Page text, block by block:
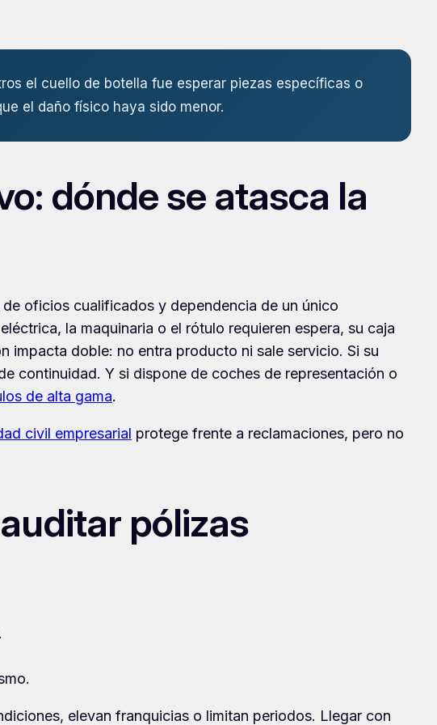
el cuello de botella fue esperar piezas específicas o
el daño físico haya sido menor.
dónde se atasca la
oficios cualificados y dependencia de un único
la maquinaria o el rótulo requieren espera, su caja
impacta doble: no entra producto ni sale servicio. Si su
continuidad. Y si dispone de coches de representación o
de alta gama.
civil empresarial protege frente a reclamaciones, pero no
pólizas
elevan franquicias o limitan periodos. Llegar con